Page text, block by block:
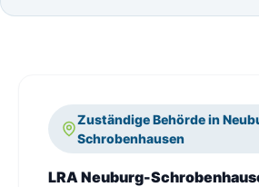
Zuständige Behörde in
Schrobenhausen
LRA Neuburg-